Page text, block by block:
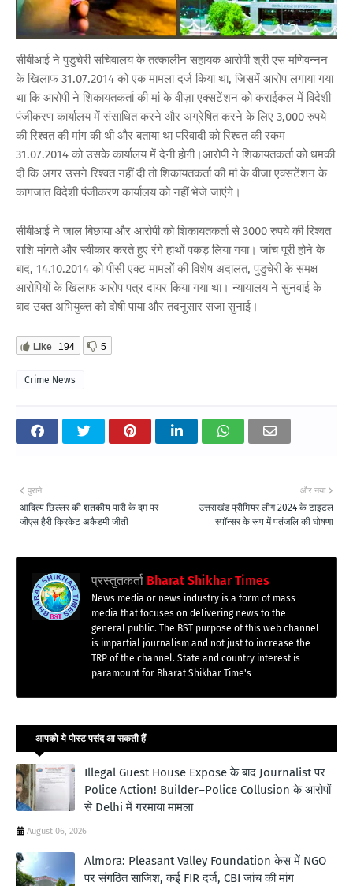
सीबीआई ने पुडुचेरी सचिवालय के तत्कालीन सहायक आरोपी श्री एस मणिवन्नन
के खिलाफ 31.07.2014 को एक मामला दर्ज किया था, जिसमें आरोप लगाया गया
था कि आरोपी ने शिकायतकर्ता की मां के वीज़ा एक्सटेंशन को कराईकल में विदेशी
पंजीकरण कार्यालय में संसाधित करने और अग्रेषित करने के लिए 3,000 रुपये
की रिश्वत की मांग की थी और बताया था परिवादी को रिश्वत की रकम
31.07.2014 को उसके कार्यालय में देनी होगी।आरोपी ने शिकायतकर्ता को धमकी
दी कि अगर उसने रिश्वत नहीं दी तो शिकायतकर्ता की मां के वीजा एक्सटेंशन के
कागजात विदेशी पंजीकरण कार्यालय को नहीं भेजे जाएंगे।
सीबीआई ने जाल बिछाया और आरोपी को शिकायतकर्ता से 3000 रुपये की रिश्वत
राशि मांगते और स्वीकार करते हुए रंगे हाथों पकड़ लिया गया। जांच पूरी होने के
बाद, 14.10.2014 को पीसी एक्ट मामलों की विशेष अदालत, पुडुचेरी के समक्ष
आरोपियों के खिलाफ आरोप पत्र दायर किया गया था। न्यायालय ने सुनवाई के
बाद उक्त अभियुक्त को दोषी पाया और तदनुसार सजा सुनाई।
Like 194 5
Crime News
और नया
उत्तराखंड प्रीमियर लीग 2024 के टाइटल
स्पॉन्सर के रूप में पतंजलि की घोषणा
पुराने
आदित्य छिल्लर की शतकीय पारी के दम पर
जीएस हैरी क्रिकेट अकैडमी जीती
प्रस्तुतकर्ता Bharat Shikhar Times
News media or news industry is a form of mass
media that focuses on delivering news to the
general public. The BST purpose of this web channel
is impartial journalism and not just to increase the
TRP of the channel. State and country interest is
paramount for Bharat Shikhar Time's
आपको ये पोस्ट पसंद आ सकती हैं
Illegal Guest House Expose के बाद Journalist पर
Police Action! Builder–Police Collusion के आरोपों
से Delhi में गरमाया मामला
August 06, 2026
Almora: Pleasant Valley Foundation केस में NGO
पर संगठित साजिश, कई FIR दर्ज, CBI जांच की मांग